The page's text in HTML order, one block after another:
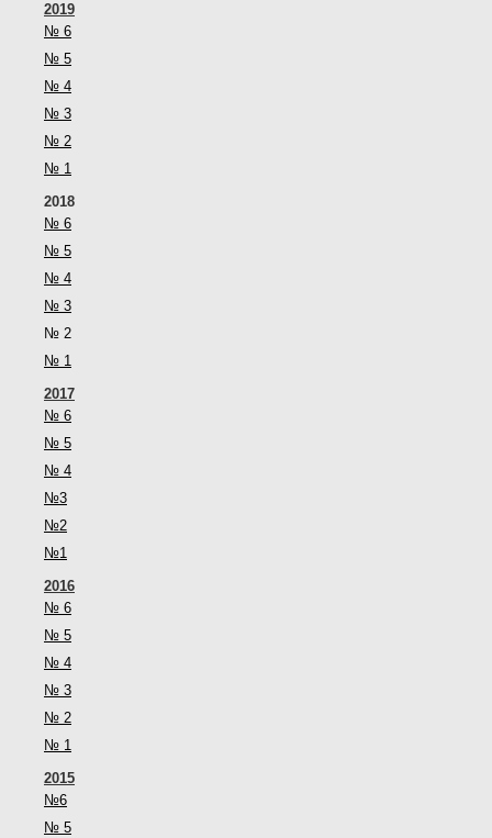
2019
№ 6
№ 5
№ 4
№ 3
№ 2
№ 1
2018
№ 6
№ 5
№ 4
№ 3
№ 2
№ 1
2017
№ 6
№ 5
№ 4
№3
№2
№1
2016
№ 6
№ 5
№ 4
№ 3
№ 2
№ 1
2015
№6
№ 5